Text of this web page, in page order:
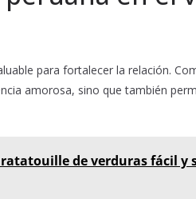
para fortalecer la relación.
amorosa, sino que también
ratatouille de verduras fácil y